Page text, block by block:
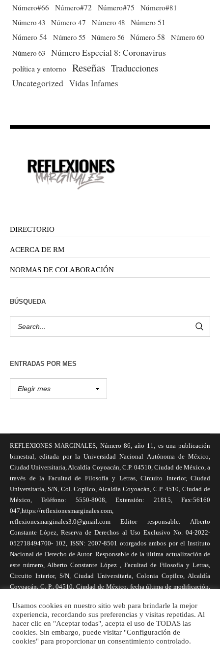
Número#66
Número#72 Número#75
Número#81
Número 43 Número 47 Número 48 Número 51
Número 54 Número 55 Número 56 Número 58
Número 60
Número 63 Número Especial 8: Coronavirus
política y entorno Reseñas Traducciones
Uncategorized Vidas Infames
DIRECTORIO
ACERCA DE RM
NORMAS DE COLABORACIÓN
BÚSQUEDA
ENTRADAS POR MES
REFLEXIONES MARGINALES, Número 86, año 11, es una publicación
bimestral, editada por la Universidad Nacional Autónoma de México,
Ciudad Universitaria, Alcaldía Coyoacán, C.P. 04510, Ciudad de México, a
través de la Facultad de Filosofía y Letras, Circuito Interior, Ciudad
Universitaria, S/N, Col. Copilco, Alcaldía Coyoacán, C.P. 4510, Ciudad de
México, Teléfono: 5550-8008, Extensión: 21815, Fax:56160
047,https://reflexionesmarginales.com,
reflexionesmarginales3.0@gmail.com Editor responsable: Alberto
Constante López, Reserva de Derechos al Uso Exclusivo No. 04-2022-
052718494700- 102, ISSN: 2007-8501 otorgados ambos por el Instituto
Nacional de Derecho de Autor. Responsable de la última actualización de
este número, Alberto Constante López , Facultad de Filosofía y Letras,
Circuito Interior, S/N, Ciudad Universitaria, Colonia Copilco, Alcaldía
Coyoacán, C. P., 04510, Ciudad de México, fecha última de modificación,
necesariamente reflejan la postura de la revista, ni de Universidad Nacional
Autónoma de México. Los autores son responsables de los contenidos de
sus artículos. Se autoriza la reproducción total o parcial de los textos aquí
publicados siempre y cuando se cite la fuente completa y la dirección
Usamos cookies en nuestro sitio web para brindarle la mejor
experiencia, recordando sus preferencias y visitas repetidas. Al
hacer clic en "Aceptar todas", acepta el uso de TODAS las
cookies. Sin embargo, puede visitar "Configuración de
cookies" para proporcionar un consentimiento controlado.